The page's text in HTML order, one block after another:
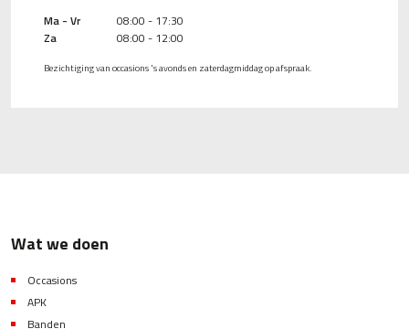
Ma - Vr
08:00 - 17:30
Za
08:00 - 12:00
Bezichtiging van occasions 's avonds en zaterdagmiddag op afspraak.
Wat we doen
Occasions
APK
Banden